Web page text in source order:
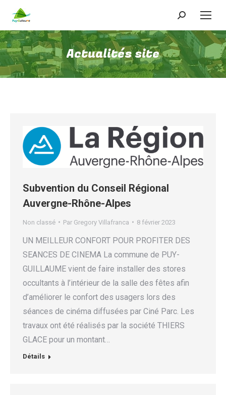
Recherche
:
Actualités site
Subvention du Conseil Régional
Auvergne-Rhône-Alpes
Non classé Par Gregory Villafranca 8 février 2023
UN MEILLEUR CONFORT POUR PROFITER DES
SEANCES DE CINEMA La commune de PUY-
GUILLAUME vient de faire installer des stores
occultants à l’intérieur de la salle des fêtes afin
d’améliorer le confort des usagers lors des
séances de cinéma diffusées par Ciné Parc. Les
travaux ont été réalisés par la société THIERS
GLACE pour un montant…
Détails